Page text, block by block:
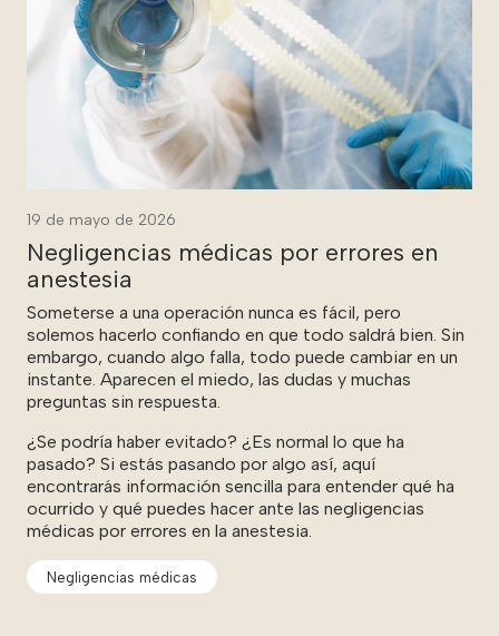
19 de mayo de 2026
Negligencias médicas por errores en
anestesia
Someterse a una operación nunca es fácil, pero
solemos hacerlo confiando en que todo saldrá bien. Sin
embargo, cuando algo falla, todo puede cambiar en un
instante. Aparecen el miedo, las dudas y muchas
preguntas sin respuesta.
¿Se podría haber evitado? ¿Es normal lo que ha
pasado? Si estás pasando por algo así, aquí
encontrarás información sencilla para entender qué ha
ocurrido y qué puedes hacer ante las negligencias
médicas por errores en la anestesia.
Negligencias médicas